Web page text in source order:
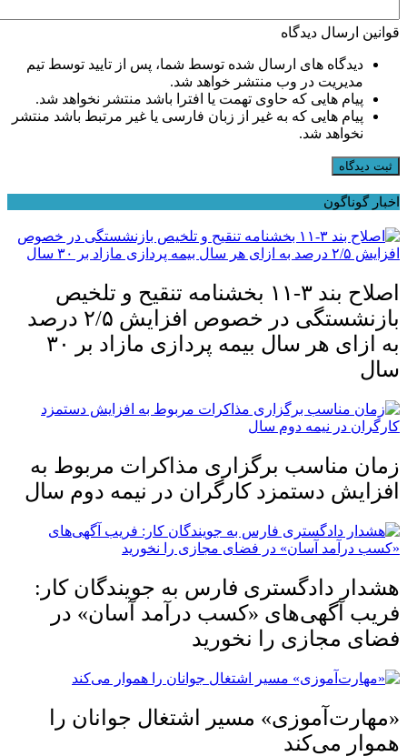
قوانین ارسال دیدگاه
دیدگاه های ارسال شده توسط شما، پس از تایید توسط تیم
مدیریت در وب منتشر خواهد شد.
پیام هایی که حاوی تهمت یا افترا باشد منتشر نخواهد شد.
پیام هایی که به غیر از زبان فارسی یا غیر مرتبط باشد منتشر
نخواهد شد.
ثبت دیدگاه
اخبار گوناگون
اصلاح بند ۳‏-۱۱ بخشنامه تنقیح و تلخیص
بازنشستگی در خصوص افزایش ۵‏‏‏‏‏‏‏‏‏/۲ درصد
سال
زمان مناسب برگزاری مذاکرات مربوط به
افزایش دستمزد کارگران در نیمه دوم سال
هشدار دادگستری فارس به جویندگان کار:
فریب آگهی‌های «کسب درآمد آسان» در
فضای مجازی را نخورید
«مهارت‌آموزی» مسیر اشتغال جوانان را
هموار می‌کند